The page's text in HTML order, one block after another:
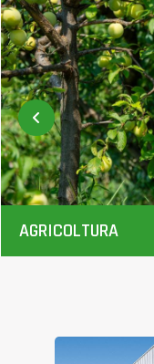
AGRICOLTURA